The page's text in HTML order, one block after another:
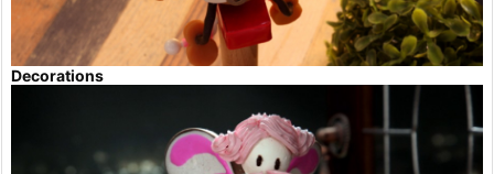
Decorations